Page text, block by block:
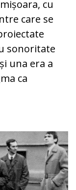
cu
care se
sonoritate
una era a
ca